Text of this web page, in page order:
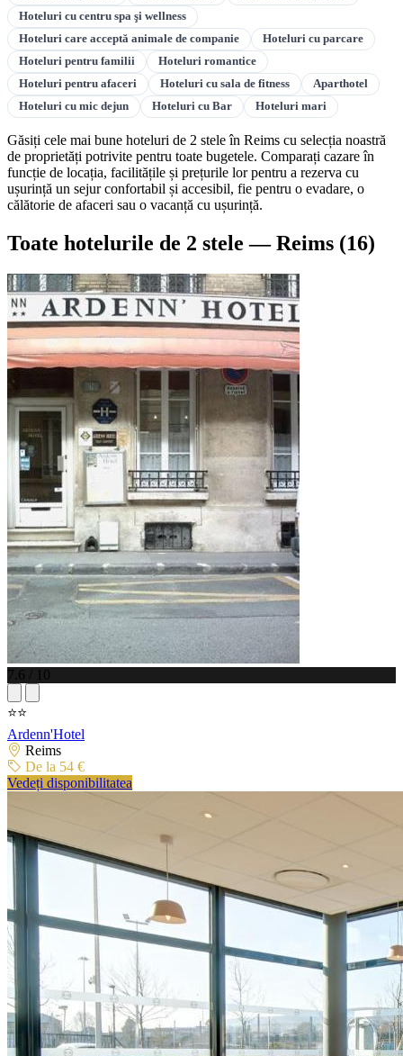
Hoteluri cu centru spa şi wellness
Hoteluri care acceptă animale de companie
Hoteluri cu parcare
Hoteluri pentru familii
Hoteluri romantice
Hoteluri pentru afaceri
Hoteluri cu sala de fitness
Aparthotel
Hoteluri cu mic dejun
Hoteluri cu Bar Hoteluri mari
Găsiți cele mai bune hoteluri de 2 stele în Reims cu selecția noastră
de proprietăți potrivite pentru toate bugetele. Comparați cazare în
funcție de locația, facilitățile și prețurile lor pentru a rezerva cu
ușurință un sejur confortabil și accesibil, fie pentru o evadare, o
călătorie de afaceri sau o vacanță cu ușurință.
Toate hotelurile de 2 stele — Reims (16)
7.6 / 10
⭐⭐
Ardenn'Hotel
Reims
De la 54 €
Vedeți disponibilitatea